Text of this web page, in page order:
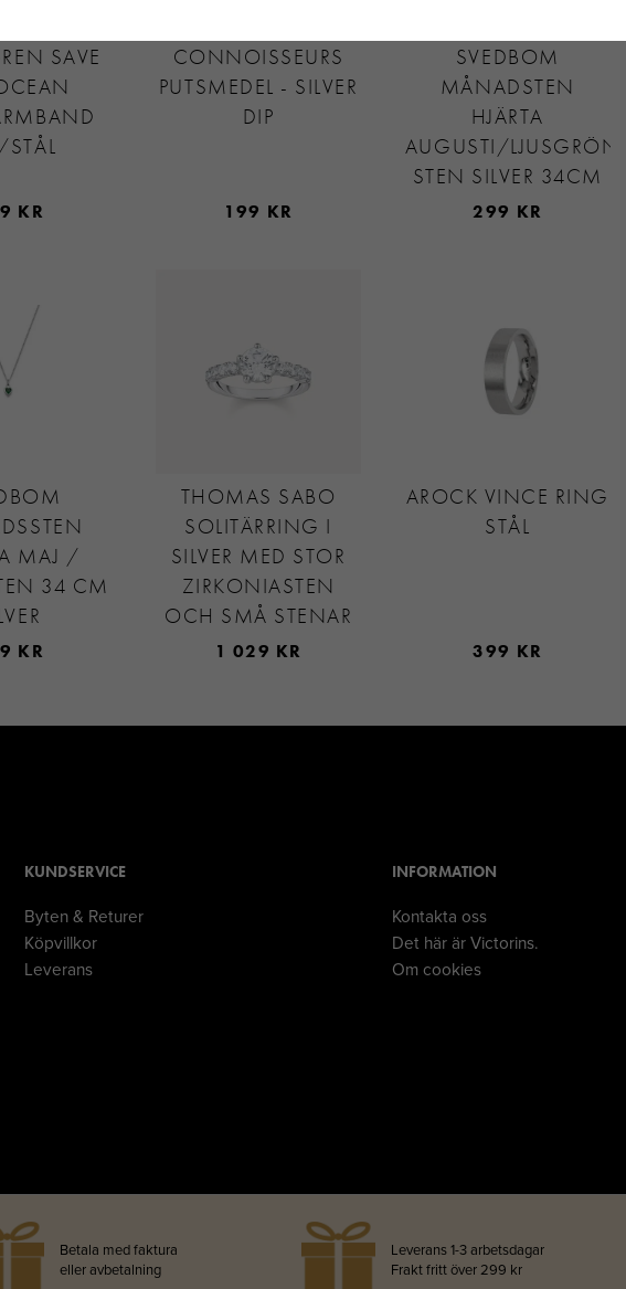
SAVE
STÅL
KR
CONNOISSEURS
PUTSMEDEL - SILVER
DIP
199 KR
SVEDBOM
MÅNADSTEN
HJÄRTA
AUGUSTI/LJUSGRÖN
STEN SILVER 34CM
299 KR
MAJ /
34 CM
KR
THOMAS SABO
SOLITÄRRING I
SILVER MED STOR
ZIRKONIASTEN
OCH SMÅ STENAR
1 029 KR
AROCK VINCE RING
STÅL
399 KR
KUNDSERVICE
Byten & Returer
Köpvillkor
Leverans
INFORMATION
Kontakta oss
Det här är Victorins.
Om cookies
Betala med faktura
eller avbetalning
Leverans 1-3 arbetsdagar
Frakt fritt över 299 kr